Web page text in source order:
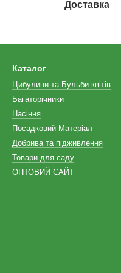
Доставка
Каталог
Цибулини та Бульби квітів
Багаторічники
Насіння
Посадковий Матеріал
Добрива та підживлення
Товари для саду
ОПТОВИЙ САЙТ